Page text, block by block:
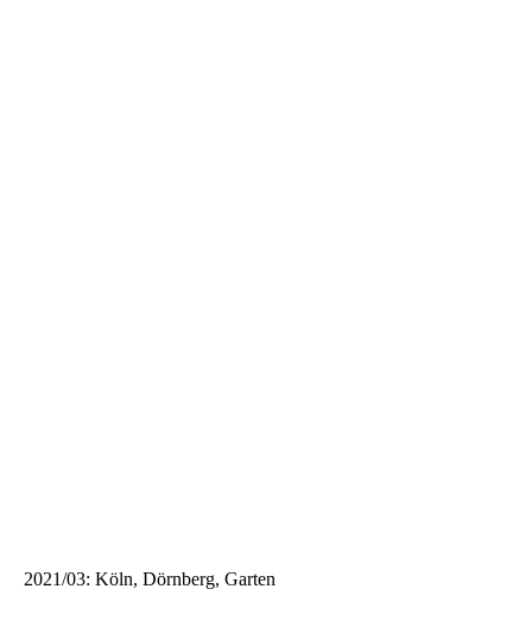
2021/03: Köln, Dörnberg, Garten